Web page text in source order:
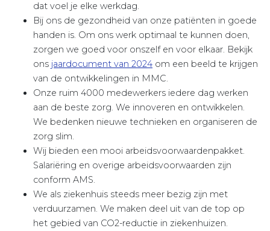
dat voel je elke werkdag.
Bij ons de gezondheid van onze patiënten in goede
handen is. Om ons werk optimaal te kunnen doen,
zorgen we goed voor onszelf en voor elkaar. Bekijk
ons jaardocument van 2024 om een beeld te krijgen
van de ontwikkelingen in MMC.
Onze ruim 4000 medewerkers iedere dag werken
aan de beste zorg. We innoveren en ontwikkelen.
We bedenken nieuwe technieken en organiseren de
zorg slim.
Wij bieden een mooi arbeidsvoorwaardenpakket.
Salariëring en overige arbeidsvoorwaarden zijn
conform AMS.
We als ziekenhuis steeds meer bezig zijn met
verduurzamen. We maken deel uit van de top op
het gebied van CO2-reductie in ziekenhuizen.